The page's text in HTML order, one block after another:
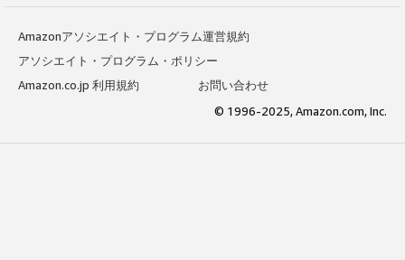
Amazonアソシエイト・プログラム運営規約
アソシエイト・プログラム・ポリシー
Amazon.co.jp 利用規約
お問い合わせ
© 1996-2025, Amazon.com, Inc.